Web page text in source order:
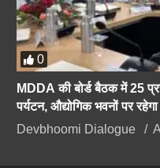
0
MDDA की बोर्ड बैठक में 25
पर्यटन, औद्योगिक भवनों पर
Devbhoomi Dialogue